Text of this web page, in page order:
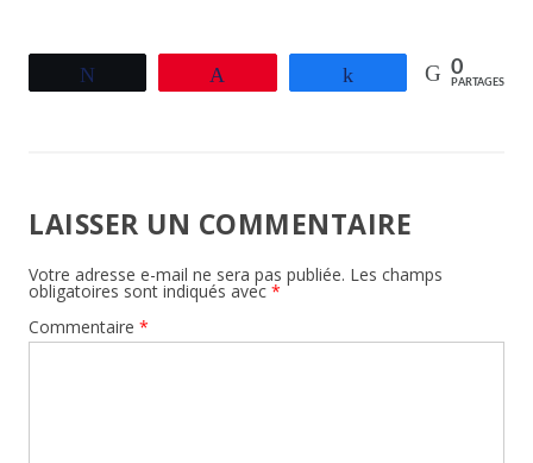
Partagez 0
PARTAGES
LAISSER UN COMMENTAIRE
Votre adresse e-mail ne sera pas publiée. Les champs
obligatoires sont indiqués avec *
Commentaire *